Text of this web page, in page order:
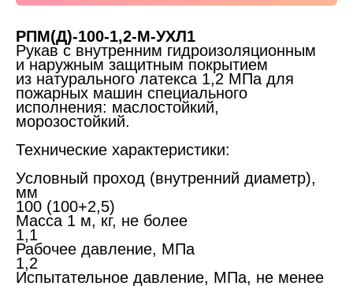
РПМ(Д)-100-1,2-М-УХЛ1
Рукав с внутренним гидроизоляционным
и наружным защитным покрытием
из натурального латекса 1,2 МПа для
пожарных машин специального
исполнения: маслостойкий,
морозостойкий.
Технические характеристики:
Условный проход (внутренний диаметр),
мм
100 (100+2,5)
Масса 1 м, кг, не более
1,1
Рабочее давление, МПа
1,2
Испытательное давление, МПа, не менее